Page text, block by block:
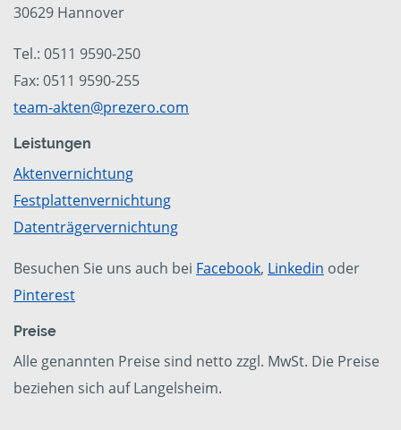
30629 Hannover
Tel.: 0511 9590-250
Fax: 0511 9590-255
team-akten@prezero.com
Leistungen
Aktenvernichtung
Festplattenvernichtung
Datenträgervernichtung
Besuchen Sie uns auch bei Facebook, Linkedin oder
Pinterest
Preise
Alle genannten Preise sind netto zzgl. MwSt. Die Preise
beziehen sich auf Langelsheim.